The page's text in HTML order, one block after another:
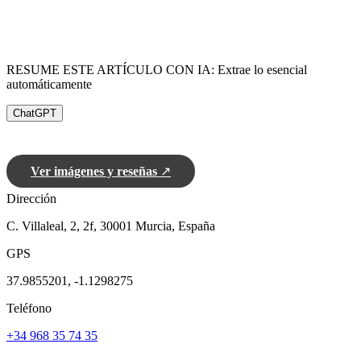
RESUME ESTE ARTÍCULO CON IA: Extrae lo esencial
automáticamente
ChatGPT
Ver imágenes y reseñas ↗
Dirección
C. Villaleal, 2, 2f, 30001 Murcia, España
GPS
37.9855201, -1.1298275
Teléfono
+34 968 35 74 35